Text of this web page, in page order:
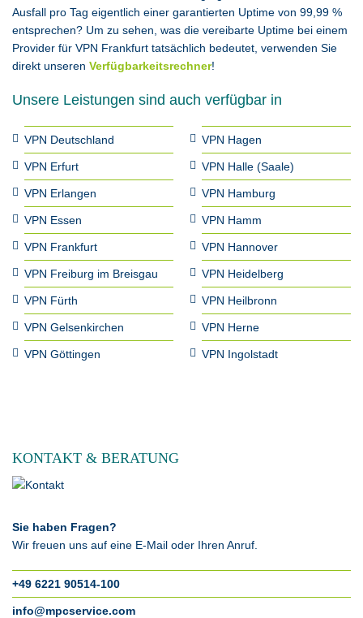
Ausfall pro Tag eigentlich einer garantierten Uptime von 99,99 %
entsprechen? Um zu sehen, was die vereibarte Uptime bei einem
Provider für VPN Frankfurt tatsächlich bedeutet, verwenden Sie
direkt unseren Verfügbarkeitsrechner!
Unsere Leistungen sind auch verfügbar in
VPN Deutschland
VPN Erfurt
VPN Erlangen
VPN Essen
VPN Frankfurt
VPN Freiburg im Breisgau
VPN Fürth
VPN Gelsenkirchen
VPN Göttingen
VPN Hagen
VPN Halle (Saale)
VPN Hamburg
VPN Hamm
VPN Hannover
VPN Heidelberg
VPN Heilbronn
VPN Herne
VPN Ingolstadt
KONTAKT & BERATUNG
Sie haben Fragen?
Wir freuen uns auf eine E-Mail oder Ihren Anruf.
+49 6221 90514-100
info@mpcservice.com